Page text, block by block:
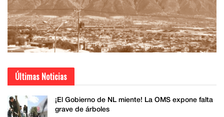
Últimas Noticias
¡El Gobierno de NL miente! La OMS expone falta
grave de árboles